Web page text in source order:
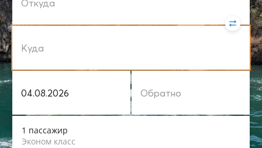
1 пассажир
Эконом класс